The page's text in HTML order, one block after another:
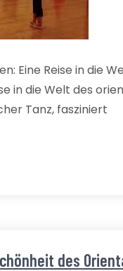
Eine Reise in die
in die Welt des
Tanz, fasziniert
des